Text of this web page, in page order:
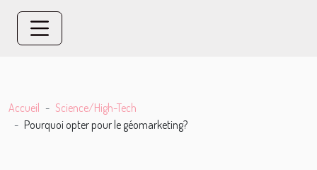
Accueil
Science/High-Tech
Pourquoi opter pour le géomarketing?